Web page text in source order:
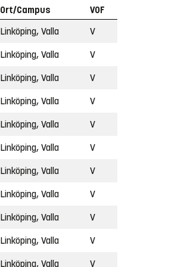
Ort/Campus
VOF
Linköping, Valla V
Linköping, Valla V
Linköping, Valla V
Linköping, Valla V
Linköping, Valla V
Linköping, Valla V
Linköping, Valla V
Linköping, Valla V
Linköping, Valla V
Linköping, Valla V
Linköping, Valla V